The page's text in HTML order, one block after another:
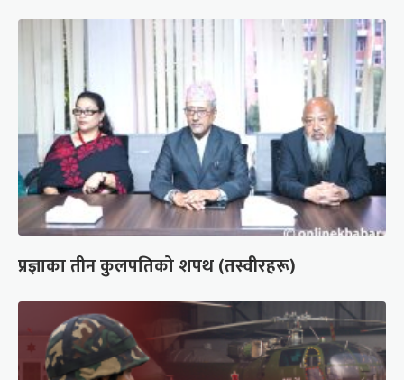
प्रज्ञाका तीन कुलपतिको शपथ (तस्वीरहरू)